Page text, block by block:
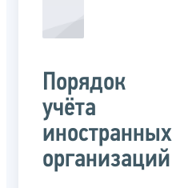
Порядок
учёта
иностранных
организаций